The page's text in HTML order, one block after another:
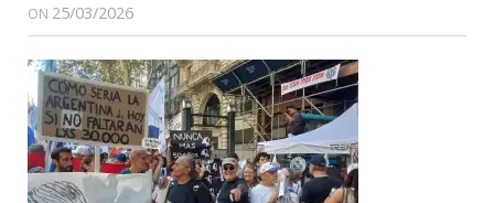
ON 25/03/2026